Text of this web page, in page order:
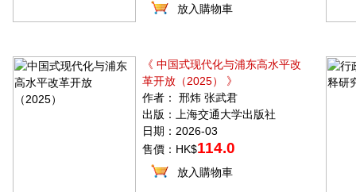
放入購物車
《 中国式现代化与浦东高水平改
革开放（2025） 》
作者： 邢炜 张武君
出版：上海交通大学出版社
日期：2026-03
售價：HK$114.0
放入購物車